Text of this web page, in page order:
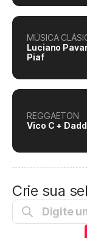
MÚSICA
Luciano
Piaf
REGGAETON
Vico C +
Crie sua